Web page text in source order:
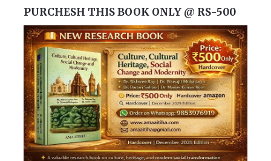
PURCHESH THIS BOOK ONLY @ RS-500